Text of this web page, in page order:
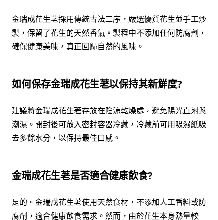
金瑞成花生荖採用傳統古法工序，嚴選優質花生並手工炒
製，保留了花生的天然香氣。製程中不添加任何防腐劑，
確保健康美味，真正回歸自然的風味。
如何保存金瑞成花生荖以保持其新鮮度?
建議將金瑞成花生荖存放在陰涼乾燥處，避免陽光直射與
潮濕。開封後可放入密封容器冷藏，冷藏前可用吸濕紙吸
去多餘水分，以保持最佳口感。
金瑞成花生荖是否適合健康飲食?
是的。金瑞成花生荖使用天然食材，不添加人工香料或防
腐劑，適合健康飲食需求。然而，由於花生本身熱量較